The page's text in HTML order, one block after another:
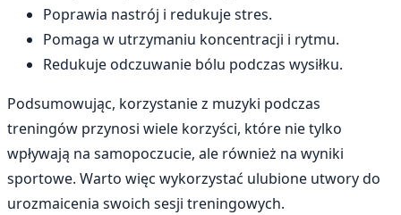
Poprawia nastrój i redukuje stres.
Pomaga w utrzymaniu koncentracji i rytmu.
Redukuje odczuwanie bólu podczas wysiłku.
Podsumowując, korzystanie z muzyki podczas
treningów przynosi wiele korzyści, które nie tylko
wpływają na samopoczucie, ale również na wyniki
sportowe. Warto więc wykorzystać ulubione utwory do
urozmaicenia swoich sesji treningowych.